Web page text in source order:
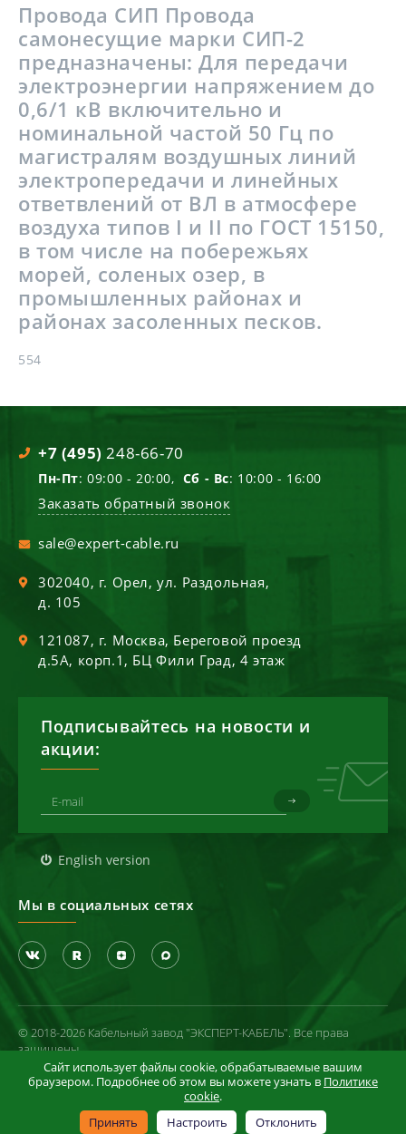
Провода СИП Провода
самонесущие марки СИП-2
предназначены: Для передачи
электроэнергии напряжением до
0,6/1 кВ включительно и
номинальной частой 50 Гц по
магистралям воздушных линий
электропередачи и линейных
ответвлений от ВЛ в атмосфере
воздуха типов I и II по ГОСТ 15150,
в том числе на побережьях
морей, соленых озер, в
промышленных районах и
районах засоленных песков.
554
+7 (495) 248-66-70
Пн-Пт: 09:00 - 20:00, Сб - Вс: 10:00 - 16:00
Заказать обратный звонок
sale@expert-cable.ru
302040, г. Орел,ул. Раздольная,
д. 105
121087, г. Москва, Береговой проезд
д.5А, корп.1, БЦ Фили Град, 4 этаж
Подписывайтесь на новости и
акции:
English version
Мы в социальных сетях
© 2018-2026 Кабельный завод "ЭКСПЕРТ-КАБЕЛЬ". Все права
защищены
Политика конфиденциальности
Условия использования сайта
Информация в отношении cookie-файлов
Сайт использует файлы cookie, обрабатываемые вашим
браузером. Подробнее об этом вы можете узнать в Политике
cookie.
Принять
Настроить Отклонить